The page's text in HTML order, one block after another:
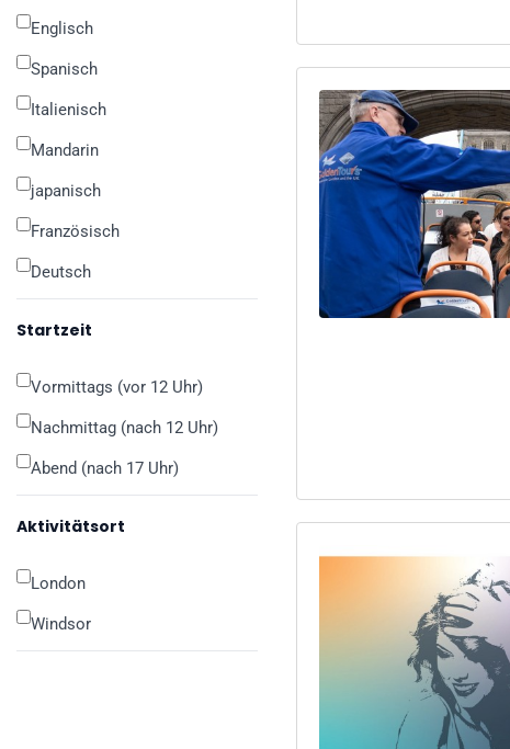
Englisch
Spanisch
Italienisch
Mandarin
japanisch
Französisch
Deutsch
Startzeit
Vormittags (vor 12 Uhr)
Nachmittag (nach 12 Uhr)
Abend (nach 17 Uhr)
Aktivitätsort
London
Windsor